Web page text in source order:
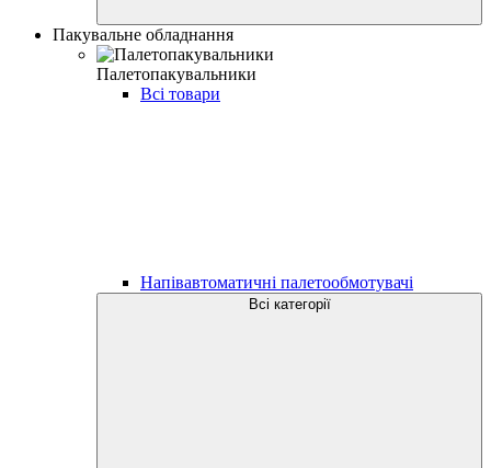
Пакувальне обладнання
Палетопакувальники
Всі товари
Напівавтоматичні палетообмотувачі
Всі категорії